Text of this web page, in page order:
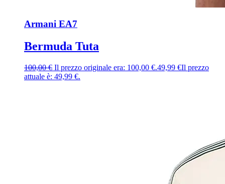
Armani EA7
Bermuda Tuta
100,00€ Il prezzo originale era: 100,00 €.49,99 €Il prezzo
attuale è: 49,99 €.